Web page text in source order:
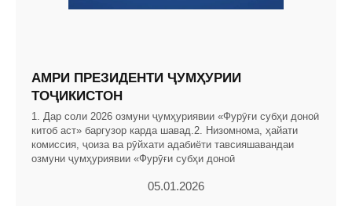
АМРИ ПРЕЗИДЕНТИ ҶУМҲУРИИ
ТОҶИКИСТОН
1. Дар соли 2026 озмуни ҷумҳуриявии «Фурӯғи субҳи доноӣ
китоб аст» баргузор карда шавад.2. Низомнома, ҳайати
комиссия, ҷоиза ва рӯйхати адабиёти тавсияшавандаи
озмуни ҷумҳуриявии «Фурӯғи субҳи доноӣ
05.01.2026